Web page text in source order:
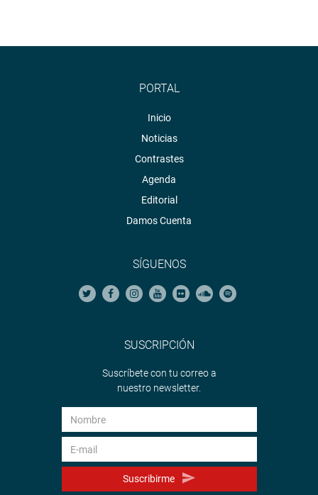
PORTAL
Inicio
Noticias
Contrastes
Agenda
Editorial
Damos Cuenta
SÍGUENOS
SUSCRIPCIÓN
Suscríbete con tu correo a
nuestro newsletter.
Suscribirme